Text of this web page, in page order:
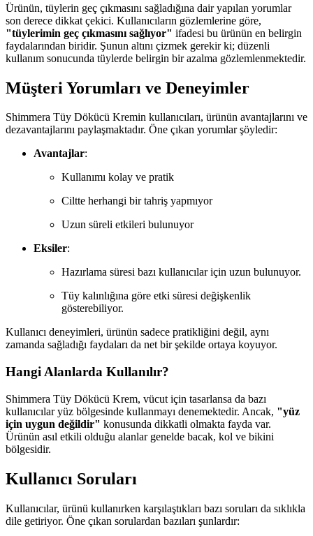
Ürünün, tüylerin geç çıkmasını sağladığına dair yapılan yorumlar
son derece dikkat çekici. Kullanıcıların gözlemlerine göre,
"tüylerimin geç çıkmasını sağlıyor" ifadesi bu ürünün en belirgin
faydalarından biridir. Şunun altını çizmek gerekir ki; düzenli
kullanım sonucunda tüylerde belirgin bir azalma gözlemlenmektedir.
Müşteri Yorumları ve Deneyimler
Shimmera Tüy Dökücü Kremin kullanıcıları, ürünün avantajlarını ve
dezavantajlarını paylaşmaktadır. Öne çıkan yorumlar şöyledir:
Avantajlar:
Kullanımı kolay ve pratik
Ciltte herhangi bir tahriş yapmıyor
Uzun süreli etkileri bulunuyor
Eksiler:
Hazırlama süresi bazı kullanıcılar için uzun bulunuyor.
Tüy kalınlığına göre etki süresi değişkenlik
gösterebiliyor.
Kullanıcı deneyimleri, ürünün sadece pratikliğini değil, aynı
zamanda sağladığı faydaları da net bir şekilde ortaya koyuyor.
Hangi Alanlarda Kullanılır?
Shimmera Tüy Dökücü Krem, vücut için tasarlansa da bazı
kullanıcılar yüz bölgesinde kullanmayı denemektedir. Ancak, "yüz
için uygun değildir" konusunda dikkatli olmakta fayda var.
Ürünün asıl etkili olduğu alanlar genelde bacak, kol ve bikini
bölgesidir.
Kullanıcı Soruları
Kullanıcılar, ürünü kullanırken karşılaştıkları bazı soruları da sıklıkla
dile getiriyor. Öne çıkan sorulardan bazıları şunlardır: